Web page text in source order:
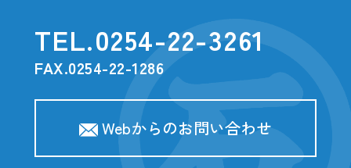
TEL.0254-22-3261
FAX.0254-22-1286
Webからのお問い合わせ